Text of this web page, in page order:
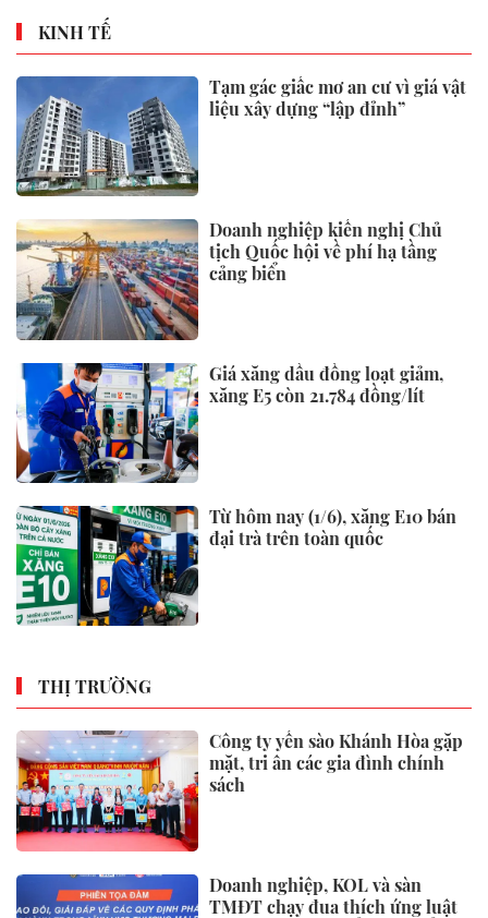
KINH TẾ
Tạm gác giấc mơ an cư vì giá vật
liệu xây dựng “lập đỉnh”
Doanh nghiệp kiến nghị Chủ
tịch Quốc hội về phí hạ tầng
cảng biển
Giá xăng dầu đồng loạt giảm,
xăng E5 còn 21.784 đồng/lít
Từ hôm nay (1/6), xăng E10 bán
đại trà trên toàn quốc
THỊ TRƯỜNG
Công ty yến sào Khánh Hòa gặp
mặt, tri ân các gia đình chính
sách
Doanh nghiệp, KOL và sàn
TMĐT chạy đua thích ứng luật